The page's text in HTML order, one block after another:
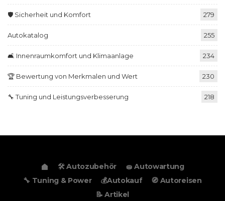
🛡️ Sicherheit und Komfort 279
Autokatalog 255
🛋️ Innenraumkomfort und Klimaanlage 234
🏆 Bewertung von Merkmalen und Wert 230
🔧 Tuning und Leistungsverbesserung 218
🛠️ Autozubehör
🧽 Autowartung
🔧 Tuning & Power
💰Autokauf
🧭 Autoreisen
📝 Artikel